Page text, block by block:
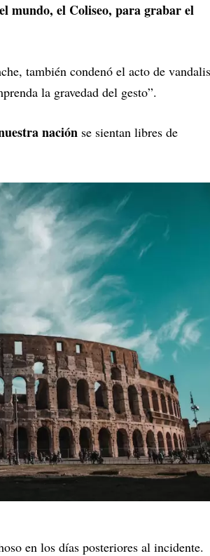
mundo, el Coliseo, para grabar el
también condenó el acto de
la gravedad del gesto”.
nación se sientan libres de
en los días posteriores al incidente.